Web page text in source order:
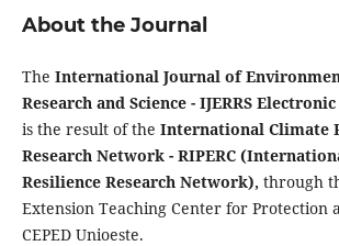
About the Journal
The International Journal of
Research and Science - IJERRS
is the result of the International Climate
Research Network - RIPERC
Resilience Research Network), through
Extension Teaching Center for Protection
CEPED Unioeste.